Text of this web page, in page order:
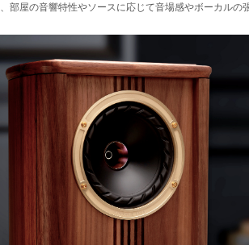
部屋の音響特性やソースに応じて音場感やボーカルの